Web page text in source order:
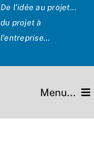
De l’idée au projet…
du projet à
l’entreprise…
Menu...